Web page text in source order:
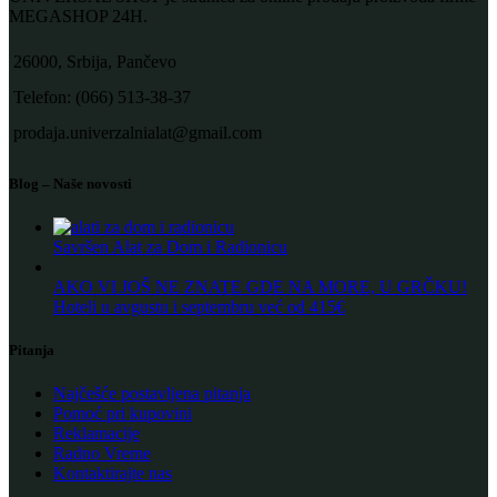
MEGASHOP 24H.
26000, Srbija, Pančevo
Telefon: (066) 513-38-37
prodaja.univerzalnialat@gmail.com
Blog – Naše novosti
Savršen Alat za Dom i Radionicu
AKO VI JOŠ NE ZNATE GDE NA MORE, U GRČKU!
Hoteli u avgustu i septembru već od 415€
Pitanja
Najčešće postavljena pitanja
Pomoć pri kupovini
Reklamacije
Radno Vreme
Kontaktirajte nas